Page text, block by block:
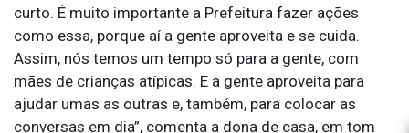
curto. É muito importante a Prefeitura fazer ações
como essa, porque aí a gente aproveita e se cuida.
Assim, nós temos um tempo só para a gente, com
mães de crianças atípicas. E a gente aproveita para
ajudar umas as outras e, também, para colocar as
conversas em dia”, comenta a dona de casa, em tom